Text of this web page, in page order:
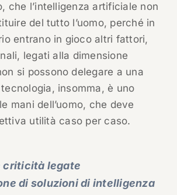
che l’intelligenza artificiale non
del tutto l’uomo, perché in
entrano in gioco altri fattori,
legati alla dimensione
si possono delegare a una
insomma, è uno
mani dell’uomo, che deve
utilità caso per caso.
criticità legate
di soluzioni di intelligenza